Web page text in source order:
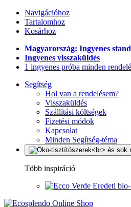
Navigációhoz
Tartalomhoz
Kosárhoz
Magyarország: Ingyenes
Ingyenes visszaküldés
1 ingyenes próba minden
Segítség
Hol van a rendelésem?
Visszaküldés
Szállítási költségek
Fizetési módok
Kapcsolat
Minden Segítség-téma
Több inspiráció
Eredeti